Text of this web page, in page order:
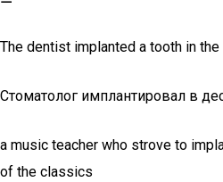
The dentist implanted a tooth in the
Стоматолог имплантировал в
a music teacher who strove to
of the classics